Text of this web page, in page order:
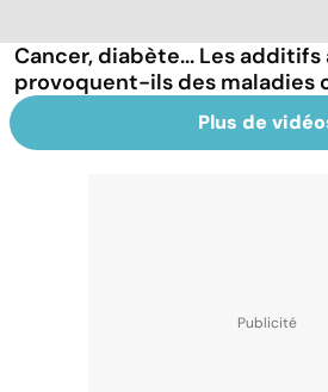
Cancer, diabète... Les
provoquent-ils des maladies
Plus de